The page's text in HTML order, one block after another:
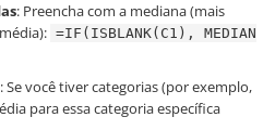
: Preencha com a mediana (mais
=IF(ISBLANK(C1), MEDIAN
: Se você tiver categorias (por exemplo,
para essa categoria específica